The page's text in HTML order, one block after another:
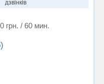
дзвінків
грн. / 60 мин.